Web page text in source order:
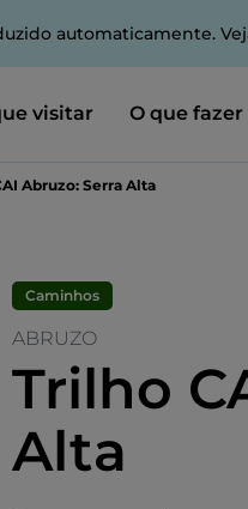
automaticamente.
visitar O que fazer
Abruzo: Serra Alta
Caminhos
ABRUZO
Trilho
Alta